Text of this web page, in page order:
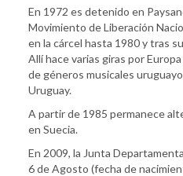
En 1972 es detenido en
Movimiento de Liberación
en la cárcel hasta 1980 y tras
Allí hace varias giras por
de géneros musicales
Uruguay.
A partir de 1985 permanece
en Suecia.
En 2009, la Junta
6 de Agosto (fecha de